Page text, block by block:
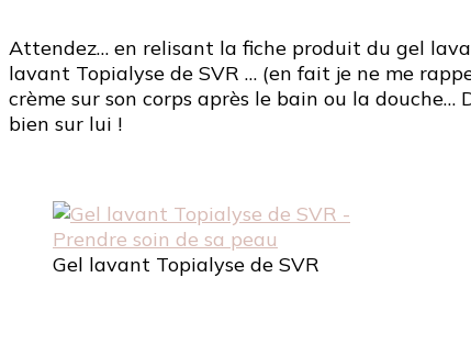
Attendez… en relisant la fiche produit du gel
lavant Topialyse de SVR … (en fait je ne me
crème sur son corps après le bain ou la
bien sur lui !
Gel lavant Topialyse de SVR